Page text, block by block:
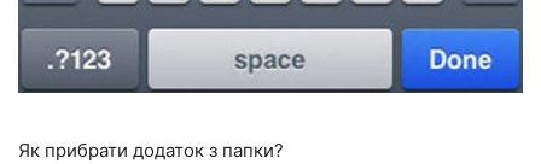
Як прибрати додаток з папки?